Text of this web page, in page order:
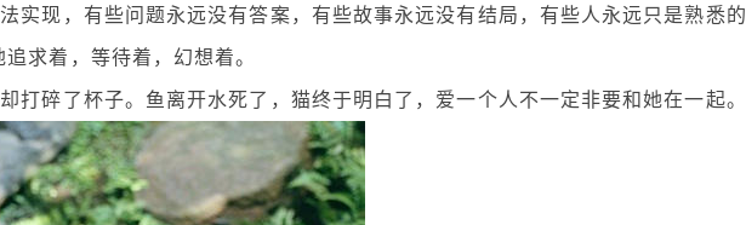
实现，有些问题永远没有答案，有些故事永远没有结局，有些人永远只是熟悉的
求着，等待着，幻想着。
打碎了杯子。鱼离开水死了，猫终于明白了，爱一个人不一定非要和她在一起。